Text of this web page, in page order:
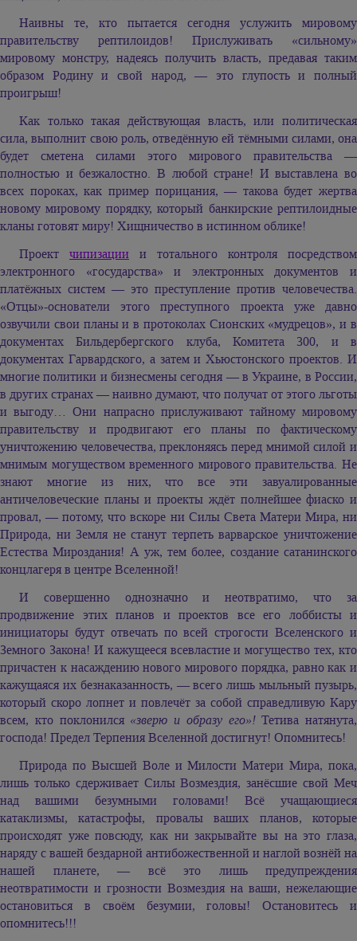
Наивны те, кто пытается сегодня услужить мировому
правительству рептилоидов! Прислуживать «сильному»
мировому монстру, надеясь получить власть, предавая таким
образом Родину и свой народ, — это глупость и полный
проигрыш!
Как только такая действующая власть, или политическая
сила, выполнит свою роль, отведённую ей тёмными силами, она
будет сметена силами этого мирового правительства —
полностью и безжалостно. В любой стране! И выставлена во
всех пороках, как пример порицания, — такова будет жертва
новому мировому порядку, который банкирские рептилоидные
кланы готовят миру! Хищничество в истинном облике!
Проект чипизации и тотального контроля посредством
электронного «государства» и электронных документов и
платёжных систем — это преступление против человечества.
«Отцы»-основатели этого преступного проекта уже давно
озвучили свои планы и в протоколах Сионских «мудрецов», и в
документах Бильдербергского клуба, Комитета 300, и в
документах Гарвардского, а затем и Хьюстонского проектов. И
многие политики и бизнесмены сегодня — в Украине, в России,
в других странах — наивно думают, что получат от этого льготы
и выгоду… Они напрасно прислуживают тайному мировому
правительству и продвигают его планы по фактическому
уничтожению человечества, преклоняясь перед мнимой силой и
мнимым могуществом временного мирового правительства. Не
знают многие из них, что все эти завуалированные
античеловеческие планы и проекты ждёт полнейшее фиаско и
провал, — потому, что вскоре ни Силы Света Матери Мира, ни
Природа, ни Земля не станут терпеть варварское уничтожение
Естества Мироздания! А уж, тем более, создание сатанинского
концлагеря в центре Вселенной!
И совершенно однозначно и неотвратимо, что за
продвижение этих планов и проектов все его лоббисты и
инициаторы будут отвечать по всей строгости Вселенского и
Земного Закона! И кажущееся всевластие и могущество тех, кто
причастен к насаждению нового мирового порядка, равно как и
кажущаяся их безнаказанность, — всего лишь мыльный пузырь,
который скоро лопнет и повлечёт за собой справедливую Кару
всем, кто поклонился «зверю и образу его»!Тетива натянута,
господа! Предел Терпения Вселенной достигнут! Опомнитесь!
Природа по Высшей Воле и Милости Матери Мира, пока,
лишь только сдерживает Силы Возмездия, занёсшие свой Меч
над вашими безумными головами! Всё учащающиеся
катаклизмы, катастрофы, провалы ваших планов, которые
происходят уже повсюду, как ни закрывайте вы на это глаза,
наряду с вашей бездарной антибожественной и наглой вознёй на
нашей планете, — всё это лишь предупреждения
неотвратимости и грозности Возмездия на ваши, нежелающие
остановиться в своём безумии, головы! Остановитесь и
опомнитесь!!!